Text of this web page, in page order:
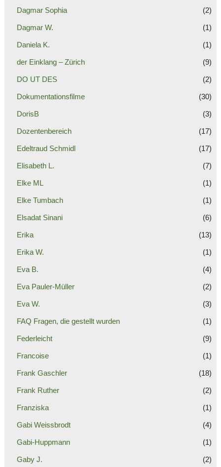
Dagmar Sophia (2)
Dagmar W. (1)
Daniela K. (1)
der Einklang – Zürich (9)
DO UT DES (2)
Dokumentationsfilme (30)
DorisB (3)
Dozentenbereich (17)
Edeltraud Schmidl (17)
Elisabeth L. (7)
Elke ML (1)
Elke Tumbach (1)
Elsadat Sinani (6)
Erika (13)
Erika W. (1)
Eva B. (4)
Eva Pauler-Müller (2)
Eva W. (3)
FAQ Fragen, die gestellt wurden (1)
Federleicht (9)
Francoise (1)
Frank Gaschler (18)
Frank Ruther (2)
Franziska (1)
Gabi Weissbrodt (4)
Gabi-Huppmann (1)
Gaby J. (2)